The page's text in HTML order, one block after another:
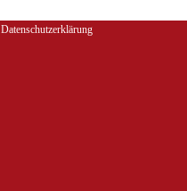
Datenschutzerklärung